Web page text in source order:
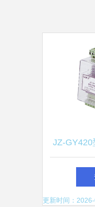
JZ-GY420
继电器技
更新时间：